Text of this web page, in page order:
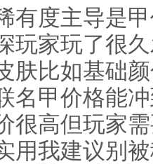
有度主导是
玩家玩了很
肤比如基础
名甲价格能
很高但玩家
用我建议别